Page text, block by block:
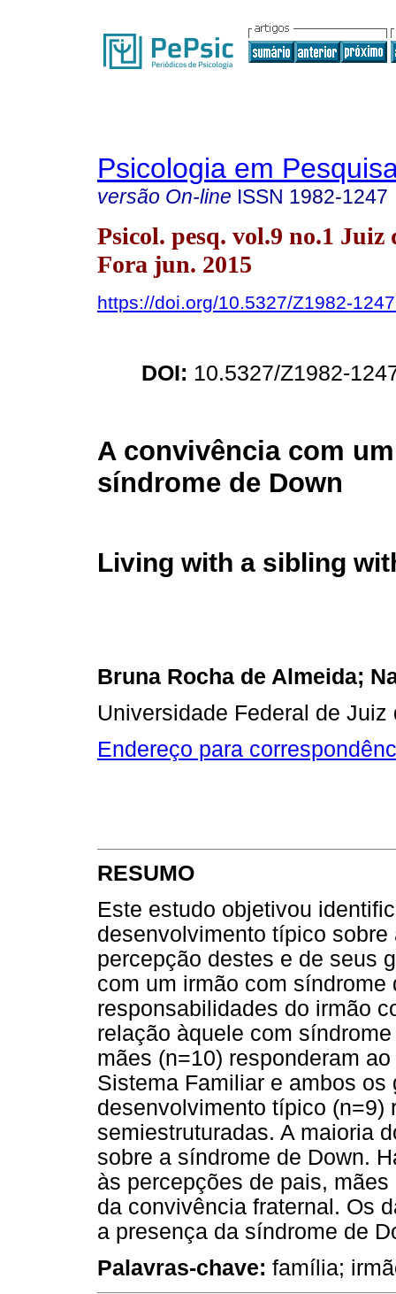
Psicologia em
versão On-line ISSN 1982-1247
Psicol. pesq. vol.9 no.1 Juiz
Fora jun. 2015
https://doi.org/10.5327/Z1982-
DOI: 10.5327/Z1982-
A convivência com
síndrome de Down
Living with a sibling
Bruna Rocha de Almeida;
Universidade Federal de
Endereço para
RESUMO
Este estudo objetivou
desenvolvimento típico
percepção destes e de seus
com um irmão com
responsabilidades do irmão
relação àquele com
mães (n=10) responderam
Sistema Familiar e ambos
desenvolvimento típico (n=9)
semiestruturadas. A maioria
sobre a síndrome de Down.
às percepções de pais,
da convivência fraternal. Os
a presença da síndrome de
Palavras-chave: família;